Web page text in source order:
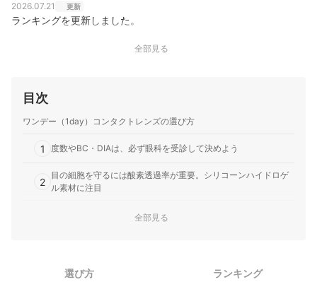
2026.07.21 更新
ランキングを更新しました。
全部見る
目次
ワンデー（1day）コンタクトレンズの選び方
1 度数やBC・DIAは、必ず眼科を受診して決めよう
2
目の細胞を守るには酸素透過率が重要。シリコーンハイドロゲ
ル素材に注目
ドライアイの人は、目が乾きにくい低含水レンズを選ぼう
全部見る
選び方 ランキング